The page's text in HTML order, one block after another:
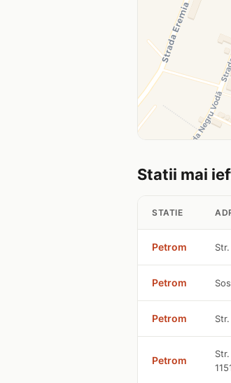
Statii mai
STATIE
Petrom
Petrom
Petrom
Petrom